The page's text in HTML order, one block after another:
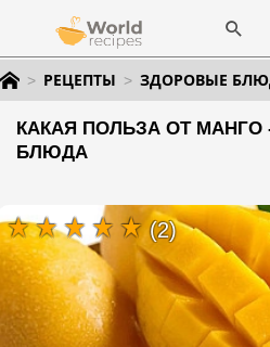
РЕЦЕПТЫ ЗДОРОВЫЕ
КАКАЯ ПОЛЬЗА ОТ
БЛЮДА
(2)